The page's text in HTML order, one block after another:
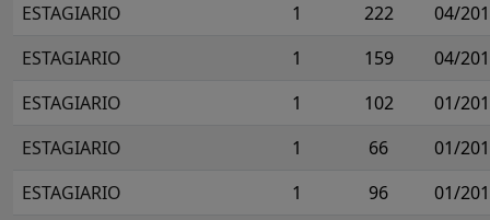
ESTAGIARIO
1 222
04/
ESTAGIARIO
1 159
04/
ESTAGIARIO
1 102
01/
ESTAGIARIO
1 66
01/
ESTAGIARIO
1 96
01/